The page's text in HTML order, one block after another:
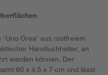
'Uno Orea' aus rostfreiem
Handtuchhalter, an
werden können. Der
60 x 4,5 x 7 cm und lässt